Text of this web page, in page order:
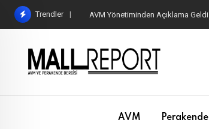
Skip
Trendler AVM Yönetiminden Açıklama Geldi
AVM Perakende